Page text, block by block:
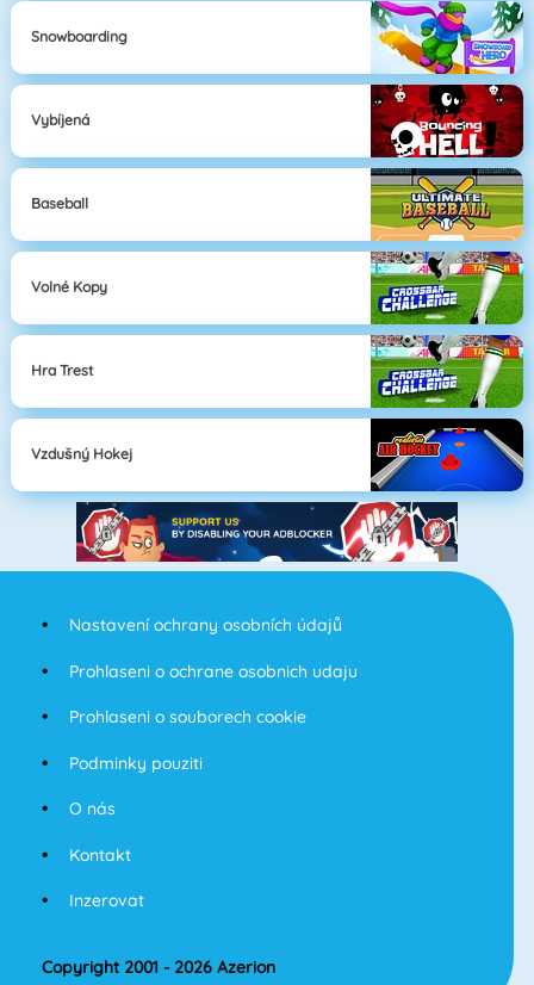
Snowboarding
Vybíjená
Baseball
Volné Kopy
Hra Trest
Vzdušný Hokej
Nastavení ochrany osobních údajů
Prohlaseni o ochrane osobnich udaju
Prohlaseni o souborech cookie
Podminky pouziti
O nás
Kontakt
Inzerovat
Copyright 2001 - 2026 Azerion